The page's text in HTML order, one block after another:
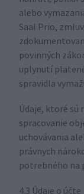
alebo
Saal Prio,
povinných
uplynutí
spravidla
Údaje, ktoré sú
spracovanie
uchovávania
právnych
potrebného na
4.3 Údaje o účte